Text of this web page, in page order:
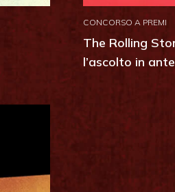
CONCORSO A PREMI
The Rolling
l’ascolto in